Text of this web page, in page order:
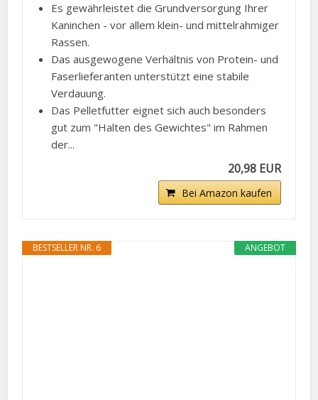
Es gewährleistet die Grundversorgung Ihrer
Kaninchen - vor allem klein- und mittelrahmiger
Rassen.
Das ausgewogene Verhältnis von Protein- und
Faserlieferanten unterstützt eine stabile
Verdauung.
Das Pelletfutter eignet sich auch besonders
gut zum "Halten des Gewichtes" im Rahmen
der...
20,98 EUR
Bei Amazon kaufen
ANGEBOT
BESTSELLER NR. 6